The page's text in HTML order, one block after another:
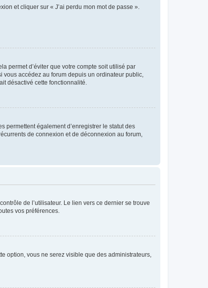
et cliquer sur « J’ai perdu mon mot de passe ».
permet d’éviter que votre compte soit utilisé par
vous accédez au forum depuis un ordinateur public,
désactivé cette fonctionnalité.
permettent également d’enregistrer le statut des
de connexion et de déconnexion au forum,
de l’utilisateur. Le lien vers ce dernier se trouve
vos préférences.
option, vous ne serez visible que des administrateurs,